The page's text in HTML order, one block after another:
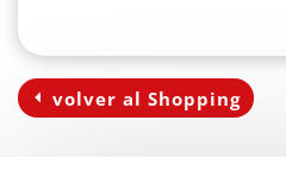
volver al Shopping